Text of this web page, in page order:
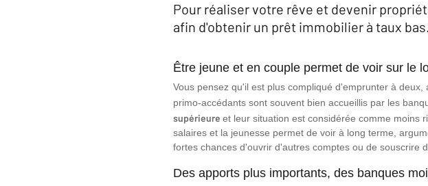
Pour réaliser votre rêve et devenir
afin d'obtenir un prêt immobilier à taux bas.
Être jeune et en couple permet de voir sur le
Vous pensez qu'il est plus compliqué d'emprunter à
primo-accédants sont souvent bien accueillis par les
supérieure et leur situation est considérée comme moins
salaires et la jeunesse permet de voir à long terme,
fortes chances d'ouvrir d'autres comptes ou de souscrire
Des apports plus importants, des banques